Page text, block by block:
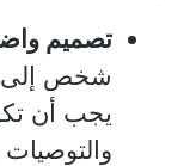
تصميم
شخص إلى
يجب أن